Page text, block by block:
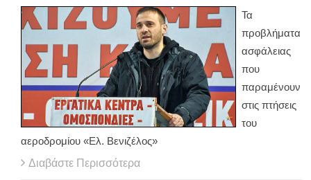
Τα
προβλήματα
ασφάλειας
που
παραμένουν
στις πτήσεις
του
αεροδρομίου «Ελ. Βενιζέλος»
Διαβάστε Περισσότερα